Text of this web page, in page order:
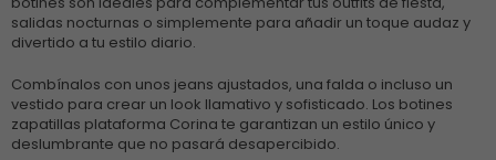
salidas nocturnas o simplemente para añadir un toque audaz y
divertido a tu estilo diario.
Combínalos con unos jeans ajustados, una falda o incluso un
vestido para crear un look llamativo y sofisticado. Los botines
zapatillas plataforma Corina te garantizan un estilo único y
deslumbrante que no pasará desapercibido.